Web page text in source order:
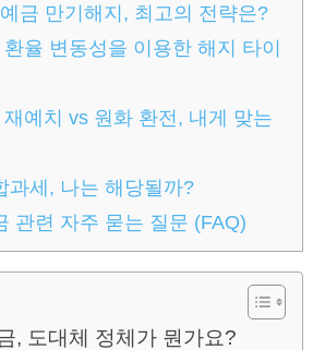
금 만기해지, 최고의 전략은?
율 변동성을 이용한 해지 타이
재예치 vs 원화 환전, 내게 맞는
과세, 나는 해당될까?
관련 자주 묻는 질문 (FAQ)
, 도대체 정체가 뭔가요?